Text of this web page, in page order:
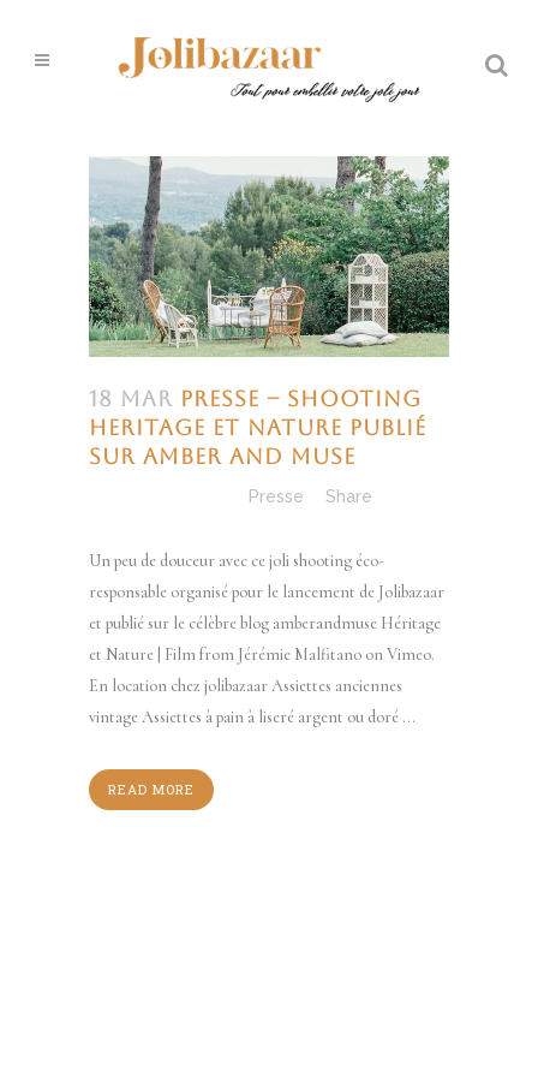
18 Mar Presse – Shooting
Heritage et Nature publié
sur Amber and Muse
Presse Share
Un peu de douceur avec ce joli shooting éco-
responsable organisé pour le lancement de Jolibazaar
et publié sur le célèbre blog amberandmuse Héritage
et Nature | Film from Jérémie Malfitano on Vimeo.
En location chez jolibazaar Assiettes anciennes
vintage Assiettes à pain à liseré argent ou doré ...
READ MORE